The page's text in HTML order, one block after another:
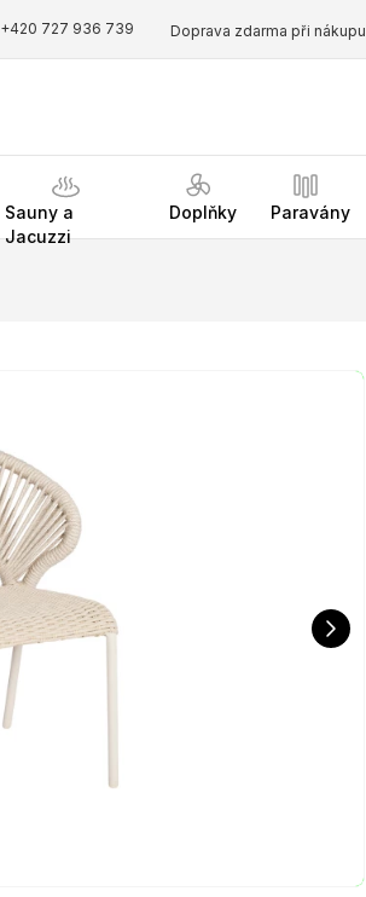
+420 727 936 739 Doprava zdarma při nákupu
Sauny a
Jacuzzi
Doplňky Paravány